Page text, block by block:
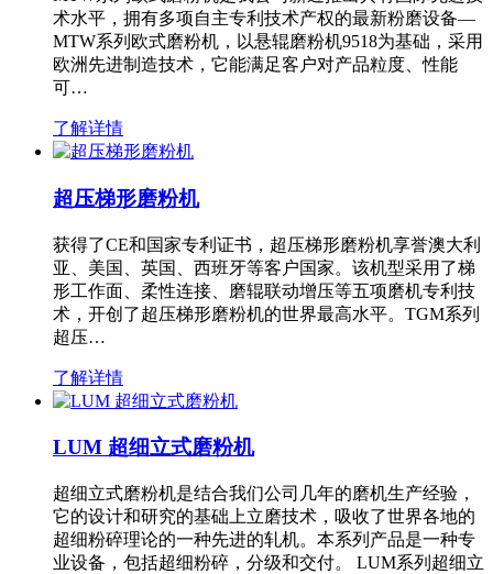
术水平，拥有多项自主专利技术产权的最新粉磨设备—
MTW系列欧式磨粉机，以悬辊磨粉机9518为基础，采用
欧洲先进制造技术，它能满足客户对产品粒度、性能
可…
了解详情
超压梯形磨粉机
获得了CE和国家专利证书，超压梯形磨粉机享誉澳大利
亚、美国、英国、西班牙等客户国家。该机型采用了梯
形工作面、柔性连接、磨辊联动增压等五项磨机专利技
术，开创了超压梯形磨粉机的世界最高水平。TGM系列
超压…
了解详情
LUM 超细立式磨粉机
超细立式磨粉机是结合我们公司几年的磨机生产经验，
它的设计和研究的基础上立磨技术，吸收了世界各地的
超细粉碎理论的一种先进的轧机。本系列产品是一种专
业设备，包括超细粉碎，分级和交付。 LUM系列超细立